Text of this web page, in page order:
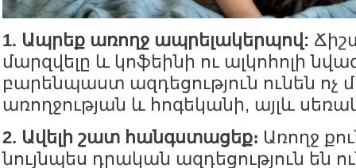
1. Ապրեք առողջ ապրելակերպով:
մարզվելը և կոֆեինի ու ալկոհոլի
բարենպաստ ազդեցություն ունեն ոչ
առողջության և հոգեկանի, այլև
2. Ավելի շատ հանգստացեք։ Առողջ
նույնպես դրական ազդեցություն են